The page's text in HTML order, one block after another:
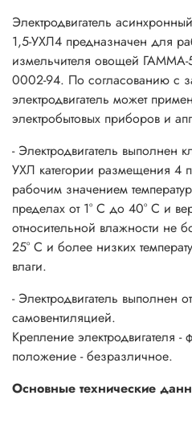
Электродвигатель
1,5-УХЛ4 предназначен для
измельчителя овощей
0002-94. По согласованию с
электродвигатель может
электробытовых приборов и
- Электродвигатель выполнен
УХЛ категории размещения 4
рабочим значением
пределах от 1° С до 40° С и
относительной влажности не
25° С и более низких
влаги.
- Электродвигатель выполнен
самовентиляцией.
Крепление электродвигателя
положение - безразличное.
Основные технические